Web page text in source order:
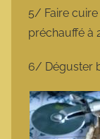
5/ Faire
préchauffé à
6/ Déguster